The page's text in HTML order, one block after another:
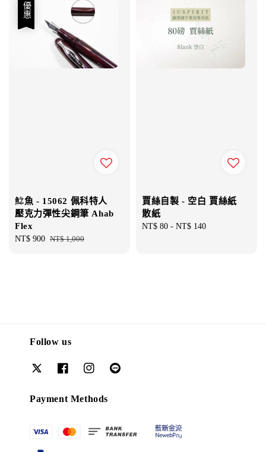
優惠
鯰魚 - 15062 佩科特人
壓克力彈性尖鋼筆 Ahab
Flex
Sale
NT$ 900 Regular
NT$ 1,000
賈絲自製 - 空白 賈絲紙
散紙
Regular
NT$ 80 - NT$ 140
Follow us
Payment Methods